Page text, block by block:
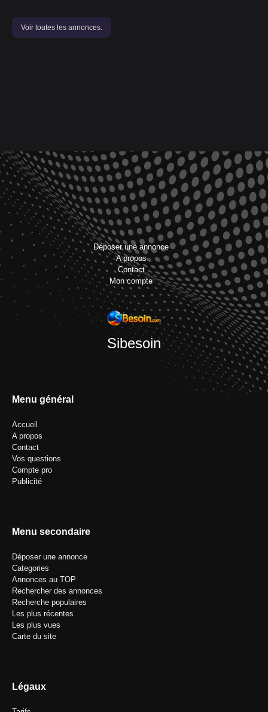
Voir toutes les annonces.
Déposer une annonce
A propos
Contact
Mon compte
Sibesoin
Menu général
Accueil
A propos
Contact
Vos questions
Compte pro
Publicité
Menu secondaire
Déposer une annonce
Categories
Annonces au TOP
Rechercher des annonces
Recherche populaires
Les plus récentes
Les plus vues
Carte du site
Légaux